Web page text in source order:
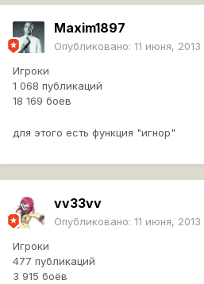
Maxim1897
Опубликовано: 11 июня, 2013
Игроки
1 068 публикаций
18 169 боёв
для этого есть функция "игнор"
vv33vv
Опубликовано: 11 июня, 2013
Игроки
477 публикаций
3 915 боёв